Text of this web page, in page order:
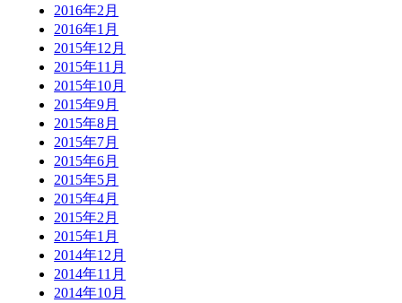
2016年2月
2016年1月
2015年12月
2015年11月
2015年10月
2015年9月
2015年8月
2015年7月
2015年6月
2015年5月
2015年4月
2015年2月
2015年1月
2014年12月
2014年11月
2014年10月